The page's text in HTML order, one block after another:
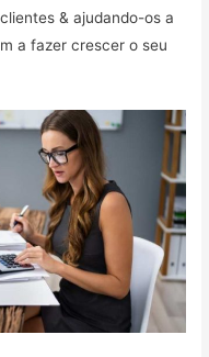
& ajudando-os a
a fazer crescer o seu